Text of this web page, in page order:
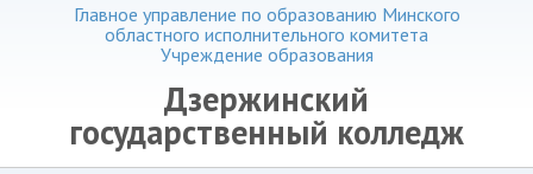
Главное управление по образованию Минского
областного исполнительного комитета
Учреждение образования
Дзержинский
государственный колледж